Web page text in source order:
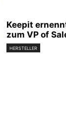
Keepit
zum VP of
HERSTELLER